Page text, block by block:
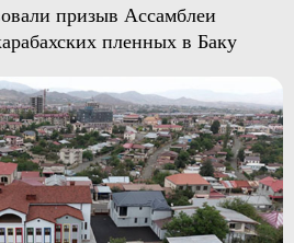
призыв Ассамблеи
пленных в Баку